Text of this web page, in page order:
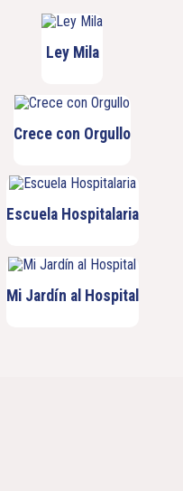
Ley Mila
Crece con Orgullo
Escuela Hospitalaria
Mi Jardín al Hospital